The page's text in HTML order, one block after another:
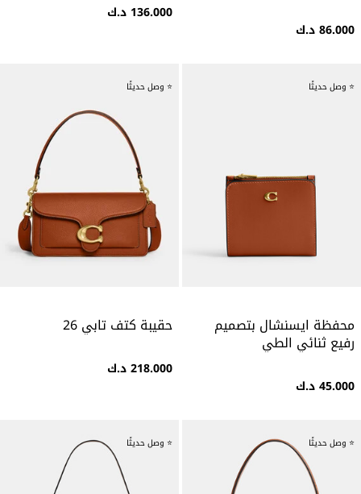
86.000 د.ك
136.000 د.ك
⭐ وصل حديثًا
محفظة ايسنشال بتصميم
رفيع ثنائي الطي
45.000 د.ك
⭐ وصل حديثًا
حقيبة كتف تابي 26
218.000 د.ك
⭐ وصل حديثًا ⭐ وصل حديثًا